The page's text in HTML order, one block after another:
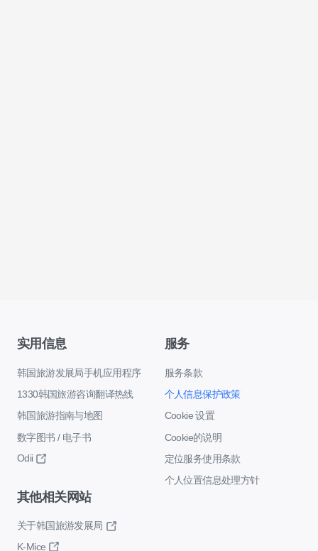
实用信息
韩国旅游发展局手机应用程序
1330韩国旅游咨询翻译热线
韩国旅游指南与地图
数字图书 / 电子书
Odii
服务
服务条款
个人信息保护政策
Cookie 设置
Cookie的说明
定位服务使用条款
个人位置信息处理方针
其他相关网站
关于韩国旅游发展局
K-Mice